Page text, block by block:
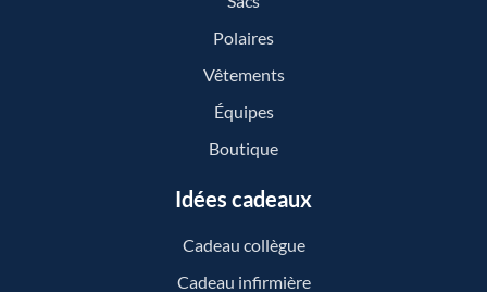
Polaires
Vêtements
Équipes
Boutique
Idées cadeaux
Cadeau collègue
Cadeau infirmière